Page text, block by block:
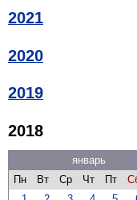
2021
2020
2019
2018
январь
Пн
Вт Ср Чт Пт